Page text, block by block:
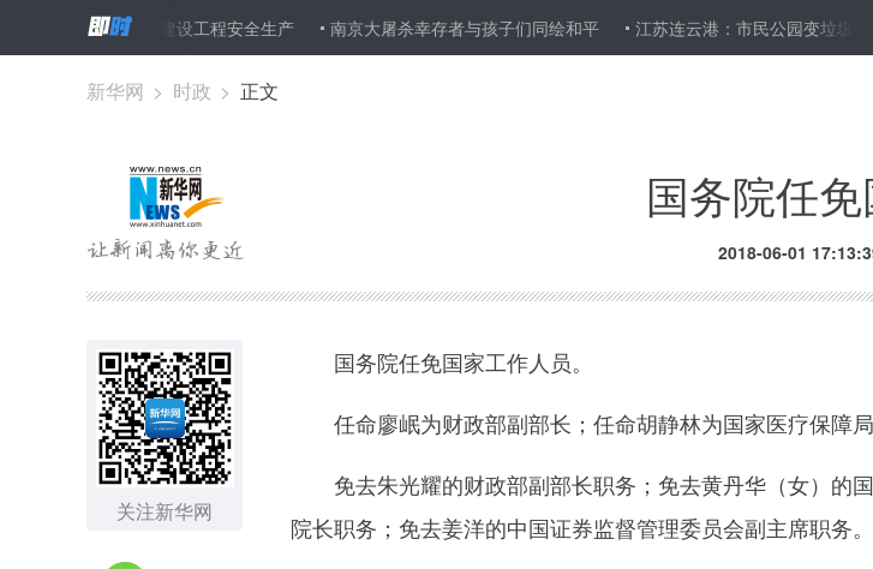
个月时间专项加强建设工程安全生产 南京大屠杀幸存者与孩子们同绘和平 江苏连云港：市民公园变垃圾场
新华网 > 时政 > 正文
国务院任
2018-06-01
关注新华网
国务院任免国家工作人员。
任命廖岷为财政部副部长；任命胡静林为国家医疗保障局
免去朱光耀的财政部副部长职务；免去黄丹华（女）的
院长职务；免去姜洋的中国证券监督管理委员会副主席职务。